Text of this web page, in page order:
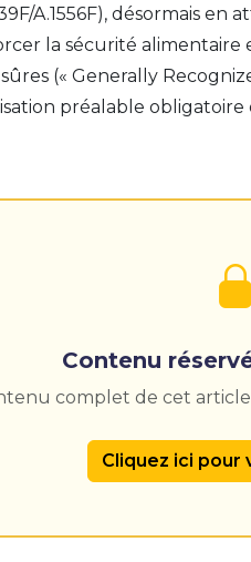
A.1556F), désormais
la sécurité
(« Generally
préalable obligatoire
Contenu
complet de cet
Cliquez ici pour